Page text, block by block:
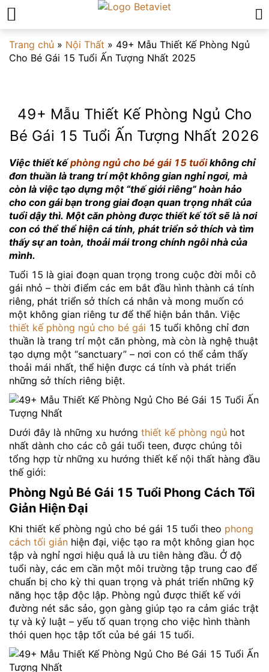
Trang chủ » Nội Thất » 49+ Mẫu Thiết Kế Phòng Ngủ
Cho Bé Gái 15 Tuổi Ấn Tượng Nhất 2025
49+ Mẫu Thiết Kế Phòng Ngủ Cho
Bé Gái 15 Tuổi Ấn Tượng Nhất 2026
Việc thiết kếphòng ngủ cho bé gái 15 tuổikhông chỉ
đơn thuần là trang trí một không gian nghỉ ngơi, mà
còn là việc tạo dựng một “thế giới riêng” hoàn hảo
cho con gái bạn trong giai đoạn quan trọng nhất của
tuổi dậy thì. Một căn phòng được thiết kế tốt sẽ là nơi
con có thể thể hiện cá tính, phát triển sở thích và tìm
thấy sự an toàn, thoải mái trong chính ngôi nhà của
mình.
Tuổi 15 là giai đoạn quan trọng trong cuộc đời mỗi cô
gái nhỏ – thời điểm các em bắt đầu hình thành cá tính
riêng, phát triển sở thích cá nhân và mong muốn có
một không gian riêng tư để thể hiện bản thân. Việc
thiết kế phòng ngủ cho bé gái 15 tuổi không chỉ đơn
thuần là trang trí một căn phòng, mà còn là nghệ thuật
tạo dựng một “sanctuary” – nơi con có thể cảm thấy
thoải mái nhất, thể hiện được cá tính và phát triển
những sở thích riêng biệt.
Dưới đây là những xu hướng thiết kế phòng ngủ hot
nhất dành cho các cô gái tuổi teen, được chúng tôi
tổng hợp từ những xu hướng thiết kế nội thất hàng đầu
thế giới:
Phòng Ngủ Bé Gái 15 Tuổi Phong Cách Tối
Giản Hiện Đại
Khi thiết kế phòng ngủ cho bé gái 15 tuổi theo phong
cách tối giản hiện đại, việc tạo ra một không gian học
tập và nghỉ ngơi hiệu quả là ưu tiên hàng đầu. Ở độ
tuổi này, các em cần một môi trường tập trung cao để
chuẩn bị cho kỳ thi quan trọng và phát triển những kỹ
năng học tập độc lập. Phòng ngủ được thiết kế với
đường nét sắc sảo, gọn gàng giúp tạo ra cảm giác trật
tự và kỷ luật – yếu tố quan trọng cho việc hình thành
thói quen học tập tốt của bé gái 15 tuổi.